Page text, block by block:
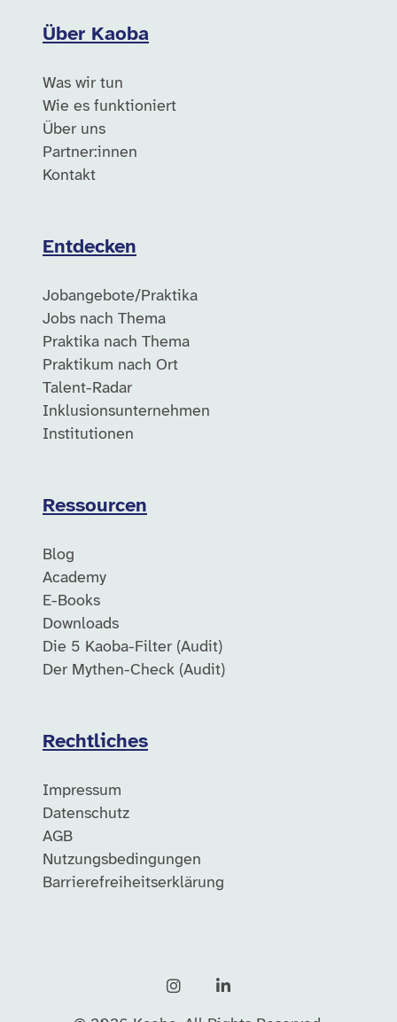
Über Kaoba
Was wir tun
Wie es funktioniert
Über uns
Partner:innen
Kontakt
Entdecken
Jobangebote/Praktika
Jobs nach Thema
Praktika nach Thema
Praktikum nach Ort
Talent-Radar
Inklusionsunternehmen
Institutionen
Ressourcen
Blog
Academy
E-Books
Downloads
Die 5 Kaoba-Filter (Audit)
Der Mythen-Check (Audit)
Rechtliches
Impressum
Datenschutz
AGB
Nutzungsbedingungen
Barrierefreiheitserklärung
InstagramLinkedIn